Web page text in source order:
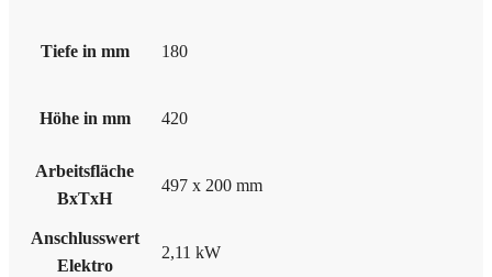
Tiefe in mm 180
Höhe in mm 420
Arbeitsfläche
BxTxH
497 x 200 mm
Anschlusswert
Elektro
2,11 kW